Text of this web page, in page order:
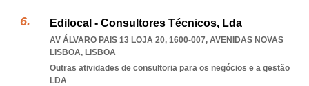
Edilocal - Consultores Técnicos, Lda
AV ÁLVARO PAIS 13 LOJA 20, 1600-007, AVENIDAS NOVAS
LISBOA, LISBOA
Outras atividades de consultoria para os negócios e a gestão
LDA